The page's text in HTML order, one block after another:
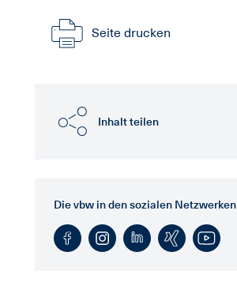
Seite drucken
Inhalt teilen
Die vbw in den sozialen Netzwerken